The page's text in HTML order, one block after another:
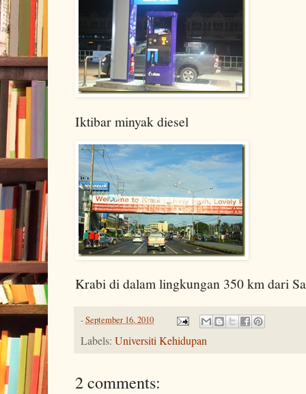
Iktibar minyak diesel
Krabi di dalam lingkungan 350 km dari
-September 16, 2010
Labels: Universiti Kehidupan
2 comments: